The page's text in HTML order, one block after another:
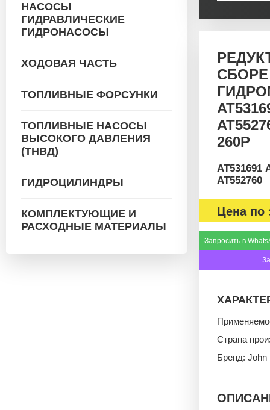
НАСОСЫ
ГИДРАВЛИЧЕСКИЕ
ГИДРОНАСОСЫ
ХОДОВАЯ ЧАСТЬ
ТОПЛИВНЫЕ ФОРСУНКИ
ТОПЛИВНЫЕ НАСОСЫ
ВЫСОКОГО ДАВЛЕНИЯ
(ТНВД)
ГИДРОЦИЛИНДРЫ
КОМПЛЕКТУЮЩИЕ И
РАСХОДНЫЕ МАТЕРИАЛЫ
260P
AT531691
АТ552760
Цена по
Запросить в
Страна
Бренд: John